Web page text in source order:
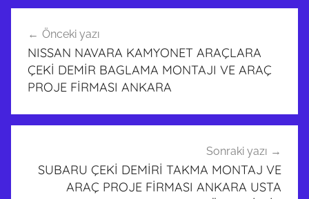
A
a
d
dolaşımı
Önceki yazı
NISSAN NAVARA KAMYONET ARAÇLARA
ÇEKİ DEMİR BAGLAMA MONTAJI VE ARAÇ
PROJE FİRMASI ANKARA
Sonraki yazı
SUBARU ÇEKİ DEMİRİ TAKMA MONTAJ VE
ARAÇ PROJE FİRMASI ANKARA USTA